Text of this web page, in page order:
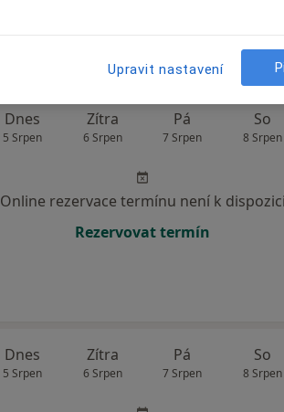
Dnes
5 Srpen
Zítra
6 Srpen
Pá
7 Srpen
So
8 Srpen
Online rezervace termínu není k dispozici
Rezervovat termín
Dnes
5 Srpen
Zítra
6 Srpen
Pá
7 Srpen
So
8 Srpen
Upravit nastavení